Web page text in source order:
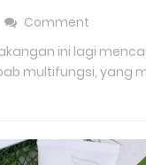
Comment
ini lagi
multifungsi, yang